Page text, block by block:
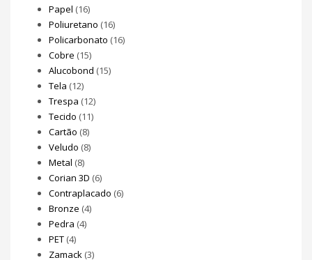
Papel (16)
Poliuretano (16)
Policarbonato (16)
Cobre (15)
Alucobond (15)
Tela (12)
Trespa (12)
Tecido (11)
Cartão (8)
Veludo (8)
Metal (8)
Corian 3D (6)
Contraplacado (6)
Bronze (4)
Pedra (4)
PET (4)
Zamack (3)